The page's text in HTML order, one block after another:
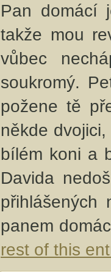
Pan domácí
takže mou
vůbec
soukromý.
požene tě
někde
bílém koni a
Davida
panem
rest of this